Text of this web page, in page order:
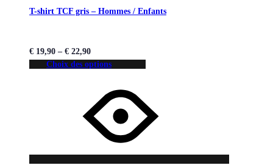
T-shirt TCF gris – Hommes / Enfants
€ 19,90 – € 22,90
Choix des options